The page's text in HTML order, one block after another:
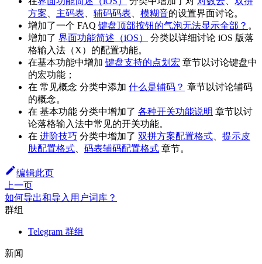
方案
主码表 辅码码表 模糊音的设置界面讨论。
增加了一个 FAQ 键盘顶部按钮的气泡无法显示全部？ 。
增加了 界面功能简述（iOS）
分类以详细讨论 iOS 版落
格输入法（X）的配置功能。
在基本功能中增加 键盘支持的点划宏 章节以讨论键盘中
的宏功能；
在 常见概念 分类中添加 什么是辅码？ 章节以讨论辅码
的概念。
在 基本功能 分类中增加了 各种开关功能说明 章节以讨
论落格输入法中常见的开关功能。
在 进阶技巧 分类中增加了 双拼方案配置格式
提示皮
肤配置格式
码表辅码配置格式 章节。
编辑此页
上一页
如何导出和导入用户词库？
群组
Telegram 群组
新闻